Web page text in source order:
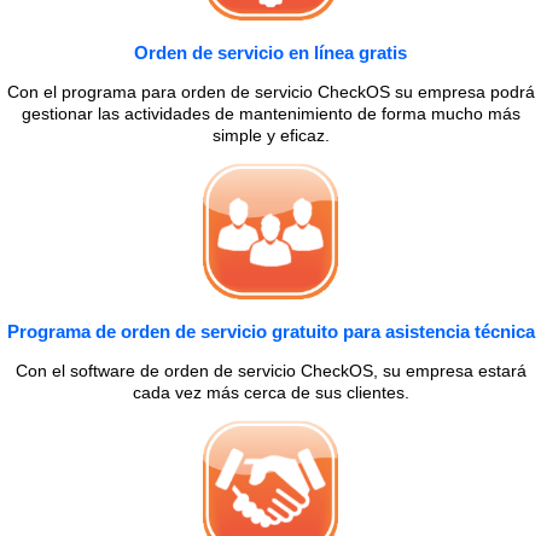
Orden de servicio en línea gratis
Con el programa para orden de servicio CheckOS su empresa podrá
gestionar las actividades de mantenimiento de forma mucho más
simple y eficaz.
Programa de orden de servicio gratuito para asistencia técnica
Con el software de orden de servicio CheckOS, su empresa estará
cada vez más cerca de sus clientes.